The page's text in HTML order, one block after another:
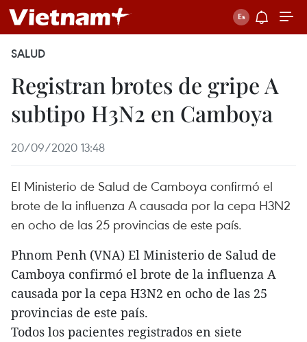
SALUD
Registran brotes de gripe A
subtipo H3N2 en Camboya
20/09/2020 13:48
El Ministerio de Salud de Camboya confirmó el
brote de la influenza A causada por la cepa H3N2
en ocho de las 25 provincias de este país.
Phnom Penh (VNA) El Ministerio de Salud de
Camboya confirmó el brote de la influenza A
causada por la cepa H3N2 en ocho de las 25
provincias de este país.
Todos los pacientes registrados en siete